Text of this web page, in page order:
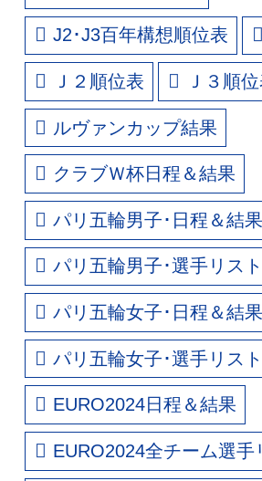
J2･J3百年構想順位表
Ｊ２順位表 Ｊ３順
ルヴァンカップ結果
クラブＷ杯日程＆結果
パリ五輪男子･日程＆結果
パリ五輪男子･選手リスト
パリ五輪女子･日程＆結果
パリ五輪女子･選手リスト
EURO2024日程＆結果
EURO2024全チーム選手